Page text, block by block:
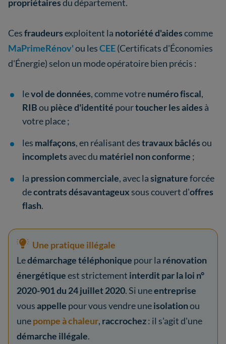
propriétairesdu département.
Cesfraudeursexploitent la notoriété d'aidescomme
MaPrimeRénov'ou lesCEE(Certificats d'Économies
d'Énergie) selon un mode opératoire bien précis :
levol de données,comme votrenuméro fiscal,
RIBou pièce d'identité pourtoucher les aides à
votre place ;
les malfaçons,en réalisant destravaux bâclésou
incomplets avec du matériel non conforme ;
la pression commerciale, avec lasignatureforcée
decontrats désavantageux sous couvert d'offres
flash.
Une pratique illégale
Ledémarchage téléphonique pour la rénovation
énergétiqueest strictement interdit par la loi n°
2020-901 du 24 juillet 2020. Si uneentreprise
vousappelle pour vous vendre uneisolationou
unepompe à chaleur, raccrochez: il s'agit d'une
démarche illégale.